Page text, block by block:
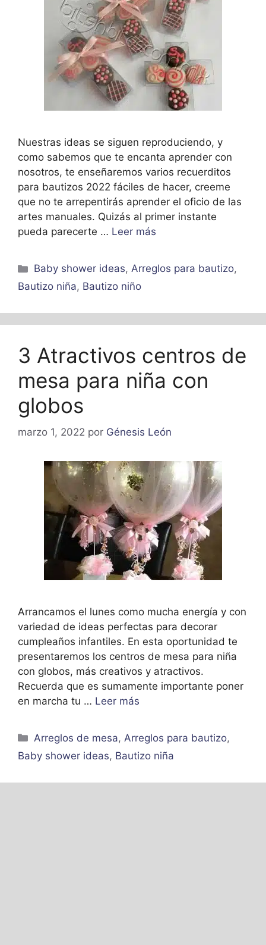
Nuestras ideas se siguen reproduciendo, y
como sabemos que te encanta aprender con
nosotros, te enseñaremos varios recuerditos
para bautizos 2022 fáciles de hacer, creeme
que no te arrepentirás aprender el oficio de las
artes manuales. Quizás al primer instante
pueda parecerte … Leer más
Categorías
Baby shower ideas,Arreglos para bautizo,
Bautizo niña, Bautizo niño
3 Atractivos centros de
mesa para niña con
globos
marzo 1, 2022 por Génesis León
Arrancamos el lunes como mucha energía y con
variedad de ideas perfectas para decorar
cumpleaños infantiles. En esta oportunidad te
presentaremos los centros de mesa para niña
con globos, más creativos y atractivos.
Recuerda que es sumamente importante poner
en marcha tu … Leer más
Categorías
Arreglos de mesa, Arreglos para bautizo,
Baby shower ideas, Bautizo niña